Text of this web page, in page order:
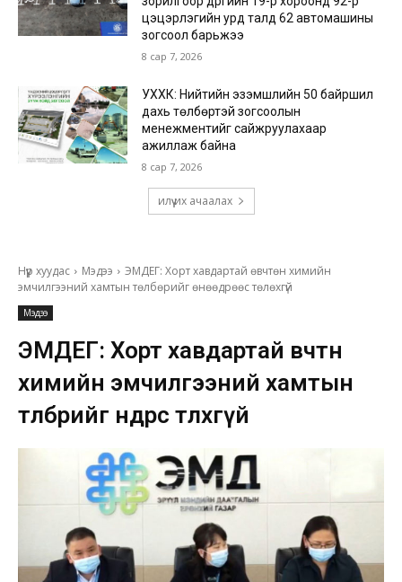
цэцэрлэгийн урд талд 62 автомашины
зогсоол барьжээ
8 сар 7, 2026
УХХК: Нийтийн эзэмшлийн 50 байршил
дахь төлбөртэй зогсоолын
менежментийг сайжруулахаар
ажиллаж байна
8 сар 7, 2026
илүү их ачаалах